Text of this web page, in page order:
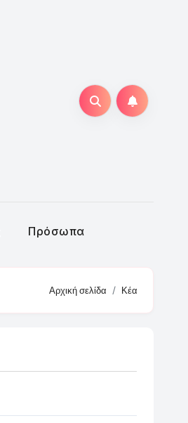
Πρόσωπα
Αρχική σελίδα Κέα